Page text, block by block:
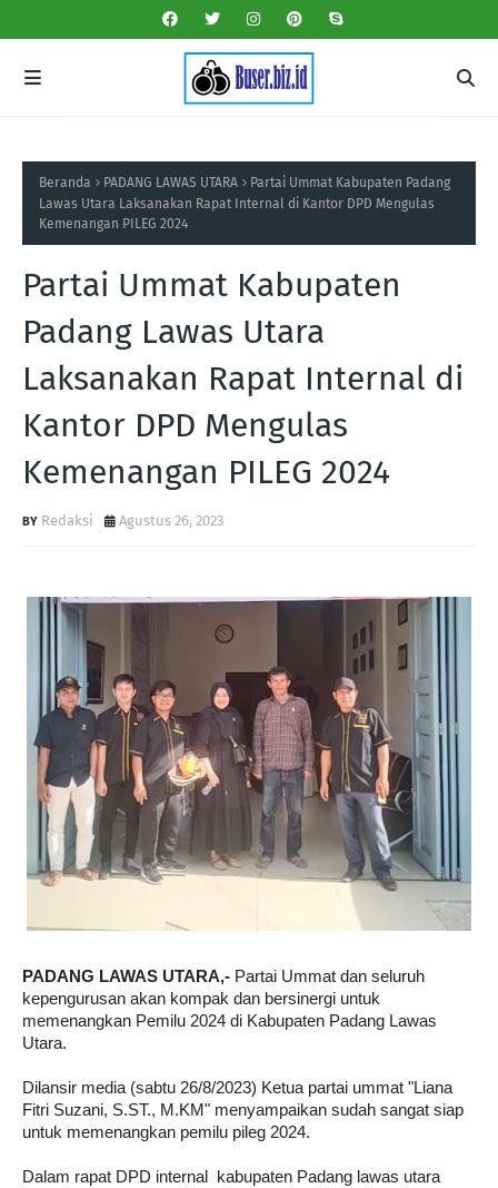
Beranda PADANG LAWAS UTARA
Partai Ummat Kabupaten Padang
Lawas Utara Laksanakan Rapat Internal di Kantor DPD Mengulas
Kemenangan PILEG 2024
Partai Ummat Kabupaten
Padang Lawas Utara
Laksanakan Rapat Internal di
Kantor DPD Mengulas
Kemenangan PILEG 2024
Redaksi Agustus 26, 2023
PADANG LAWAS UTARA,- Partai Ummat dan seluruh
kepengurusan akan kompak dan bersinergi untuk
memenangkan Pemilu 2024 di Kabupaten Padang Lawas
Utara.
Dilansir media (sabtu 26/8/2023) Ketua partai ummat "Liana
Fitri Suzani, S.ST., M.KM" menyampaikan sudah sangat siap
untuk memenangkan pemilu pileg 2024.
Dalam rapat DPD internal  kabupaten Padang lawas utara